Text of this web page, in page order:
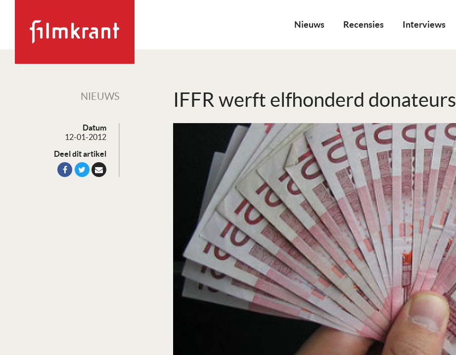
Nieuws Recensies Interviews
NIEUWS IFFR werft elfhonderd donateurs
Datum
12-01-2012
Deel dit artikel